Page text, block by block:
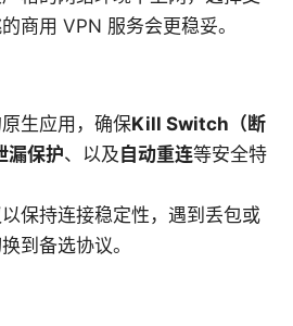
商用 VPN 服务会更稳妥。
生应用，确保Kill Switch（断
漏保护、以及 自动重连等安全特
保持连接稳定性，遇到丢包或
到备选协议。